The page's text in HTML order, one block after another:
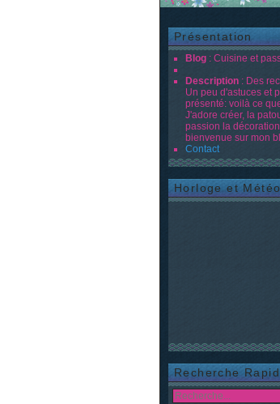
Présentation
Blog : Cuisine et
Description : Des
Un peu d'astuces et
présenté: voilà ce
J'adore créer, la
passion la
bienvenue sur mon
Contact
Horloge et Météo
Recherche